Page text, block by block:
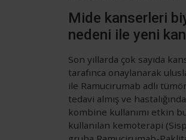
Mide kanserleri
nedeni ile yeni
Son yıllarda çok sayıda
tarafınca onaylanarak
ile Ramucirumab adlı
tedavi almış ve
kombine kullanımı etkin
kullanılan kemoterapi